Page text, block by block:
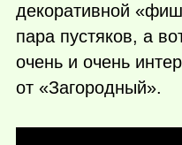
декоративной
пара пустяков, а
очень и очень
от «Загородный».